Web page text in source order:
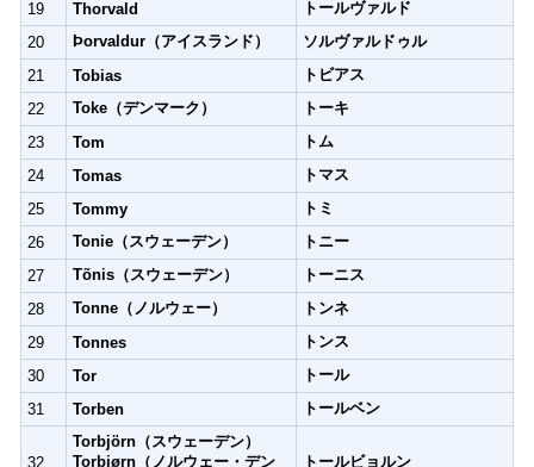
19 Thorvald
トールヴァルド
20
Þorvaldur（アイスランド）
ソルヴァルドゥル
21
Tobias
トビアス
22
Toke（デンマーク）
トーキ
23
Tom
トム
24
Tomas
トマス
25
Tommy
トミ
26
Tonie（スウェーデン）
トニー
27
Tõnis（スウェーデン）
トーニス
28
Tonne（ノルウェー）
トンネ
29
Tonnes
トンス
30
Tor
トール
31
Torben トールベン
32
Torbjörn（スウェーデン）
Torbjørn（ノルウェー・デン
トールビョルン